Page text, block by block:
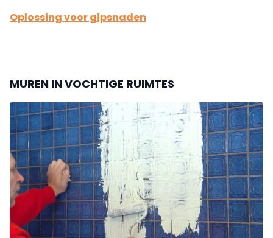
Oplossing voor gipsnaden
MUREN IN VOCHTIGE RUIMTES